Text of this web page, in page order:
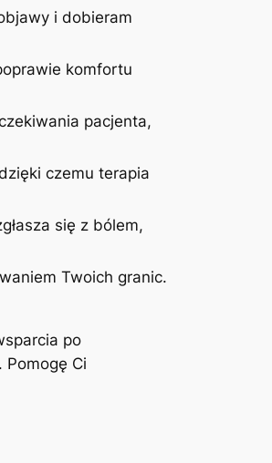
i dobieram
komfortu
pacjenta,
czemu terapia
się z bólem,
Twoich granic.
po
Ci